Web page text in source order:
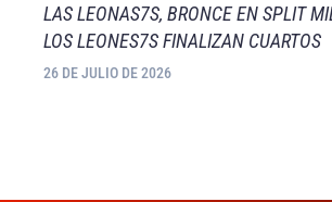
LAS LEONAS7S, BRONCE EN SPLIT
LOS LEONES7S FINALIZAN CUARTOS
26 DE JULIO DE 2026